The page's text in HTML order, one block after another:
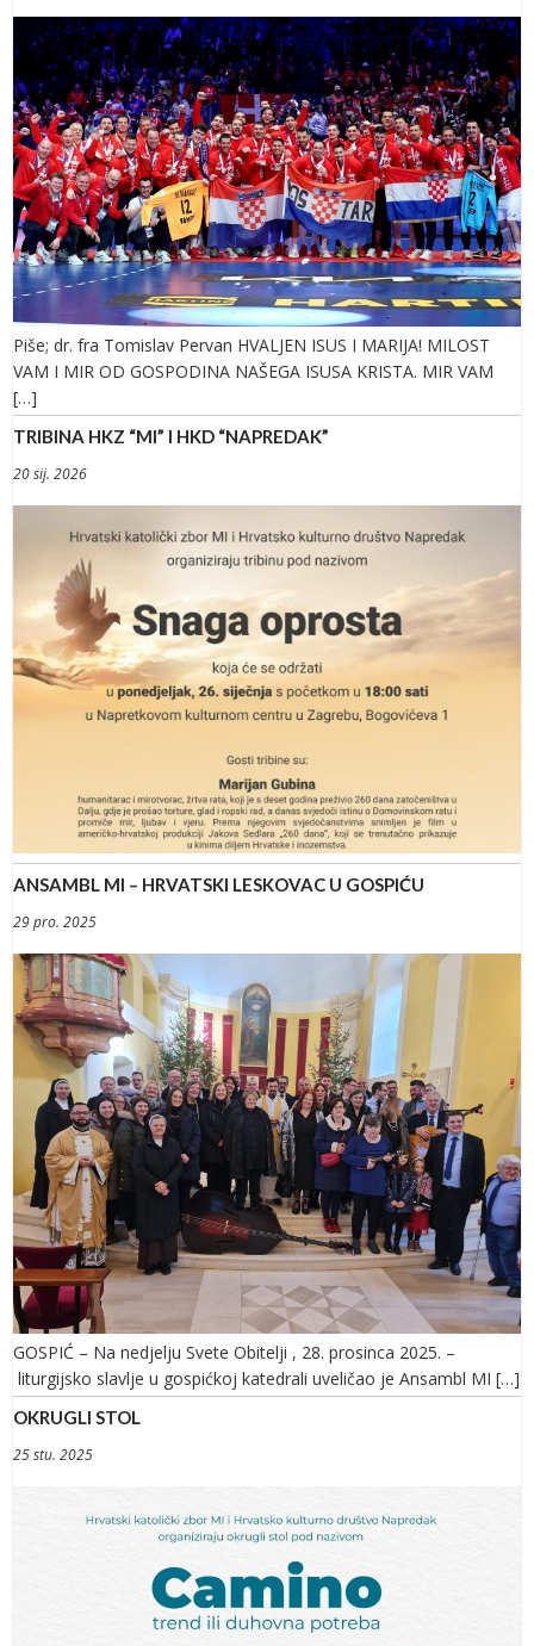
Piše; dr. fra Tomislav Pervan HVALJEN ISUS I MARIJA! MILOST
VAM I MIR OD GOSPODINA NAŠEGA ISUSA KRISTA. MIR VAM
[…]
TRIBINA HKZ “MI” I HKD “NAPREDAK”
20 sij. 2026
ANSAMBL MI – HRVATSKI LESKOVAC U GOSPIĆU
29 pro. 2025
GOSPIĆ – Na nedjelju Svete Obitelji , 28. prosinca 2025. –
liturgijsko slavlje u gospićkoj katedrali uveličao je Ansambl MI […]
OKRUGLI STOL
25 stu. 2025